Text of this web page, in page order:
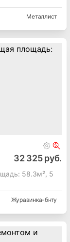
Металлист
32 325 руб.
58.3м², 5
Журавинка-бнту